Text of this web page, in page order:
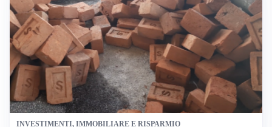
INVESTIMENTI, IMMOBILIARE E RISPARMIO